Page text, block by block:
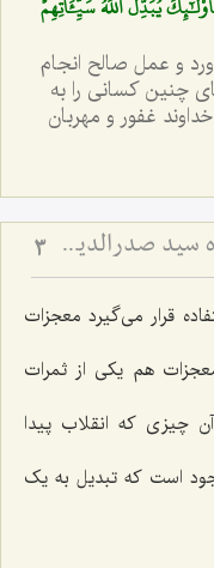
و عمل صالح انجام
چنین کسانی را به
غفور و مهربان
توضیح انقلاب ذاتی و نقد دیدگاه سید صدرالدین درباره وجود ذهنی - بررسی نسبت حرکت جوهری، معجزه و ادراک ذهن 3
قرار می‌گیرد معجزات
هم یکی از ثمرات
چیزی که انقلاب پیدا
است که تبدیل به یک